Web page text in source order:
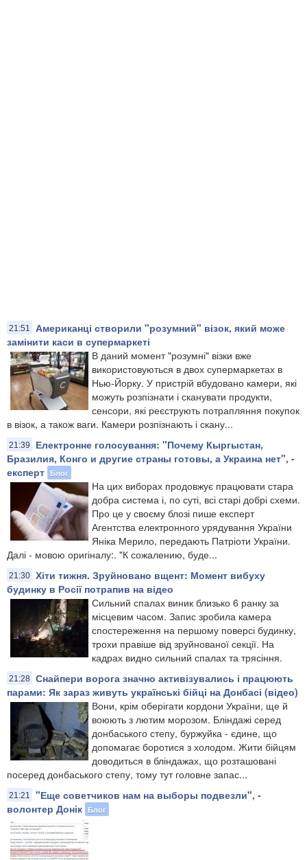
21:51
Американці створили "розумний" візок, який може
замінити каси в супермаркеті
В даний момент "розумні" візки вже
використовуються в двох супермаркетах в
Нью-Йорку. У пристрій вбудовано камери, які
можуть розпізнати і сканувати продукти,
сенсори, які реєструють потрапляння покупок
в візок, а також ваги. Камери розпізнають і скану...
21:39
Електронне голосування: "Почему Кыргыстан,
Бразилия, Конго и другие страны готовы, а Украина нет", -
експерт Блог
На цих виборах продовжує працювати стара
добра система і, по суті, всі старі добрі схеми.
Про це у своєму блозі пише експерт
Агентства електронного урядування України
Яніка Мерило, передають Патріоти України.
Далі - мовою оригіналу:. "К сожалению, буде...
21:30 Хіти тижня. Зруйновано вщент: Момент вибуху
будинку в Росії потрапив на відео
Сильний спалах виник близько 6 ранку за
місцевим часом. Запис зробила камера
спостереження на першому поверсі будинку,
трохи правіше від зруйнованої секції. На
кадрах видно сильний спалах та трясіння.
21:28 Снайпери ворога значно активізувались і працюють
парами: Як зараз живуть українські бійці на Донбасі (відео)
Вони, крім оберігати кордони України, ще й
воюють з лютим морозом. Бліндажі серед
донбаського степу, буржуйка - єдине, що
допомагає боротися з холодом. Жити бійцям
доводиться в бліндажах, що розташовані
посеред донбаського степу, тому тут головне запас...
21:21
"Еще советчиков нам на выборы подвезли", -
волонтер Донік Блог